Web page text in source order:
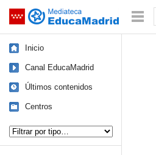
Saltar navegación
Inicio
Canal EducaMadrid
Últimos contenidos
Centros